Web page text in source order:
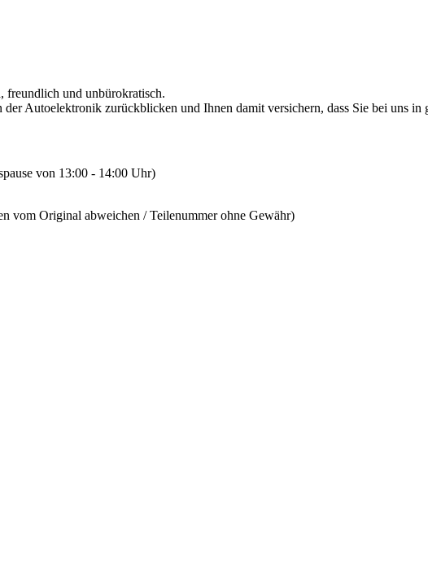
freundlich und unbürokratisch.
Autoelektronik zurückblicken und Ihnen damit versichern, dass Sie bei uns in
von 13:00 - 14:00 Uhr)
vom Original abweichen / Teilenummer ohne Gewähr)